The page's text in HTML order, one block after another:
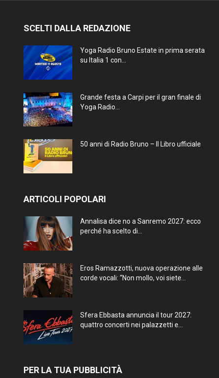
SCELTI DALLA REDAZIONE
Yoga Radio Bruno Estate in prima serata
su Italia 1 con...
Grande festa a Carpi per il gran finale di
Yoga Radio...
50 anni di Radio Bruno – Il Libro ufficiale
ARTICOLI POPOLARI
Annalisa dice no a Sanremo 2027: ecco
perché ha scelto di...
Eros Ramazzotti, nuova operazione alle
corde vocali: “Non mollo, voi siete...
Sfera Ebbasta annuncia il tour 2027:
quattro concerti nei palazzetti e...
PER LA TUA PUBBLICITÀ